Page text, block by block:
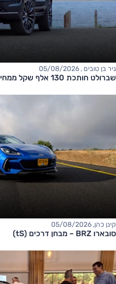
ניר בן טובים , 05/08/2026
שברולט חותכת 130 אלף שקל ממחיר הטאהו
קינן כהן, 05/08/2026
סובארו BRZ – מבחן דרכים (tS)